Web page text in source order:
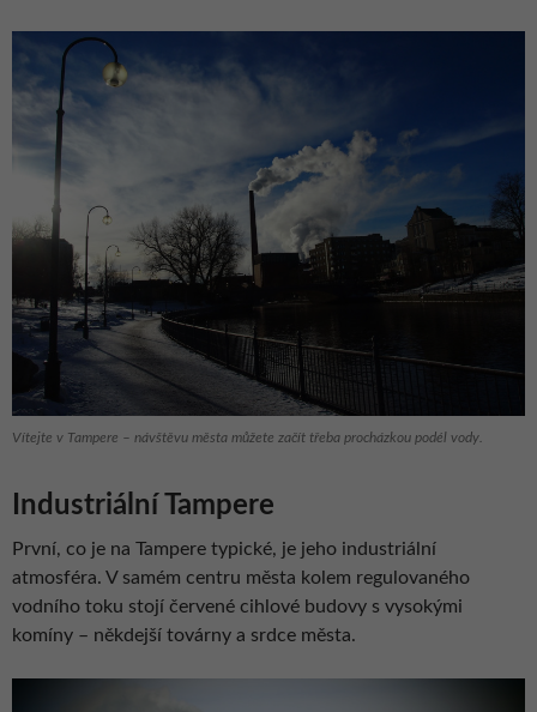
Vítejte v Tampere – návštěvu města můžete začít třeba procházkou podél vody.
Industriální Tampere
První, co je na Tampere typické, je jeho industriální
atmosféra. V samém centru města kolem regulovaného
vodního toku stojí červené cihlové budovy s vysokými
komíny – někdejší továrny a srdce města.